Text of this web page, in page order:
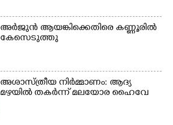
അർജുൻ ആയങ്കിക്കെതിരെ കണ്ണൂരിൽ
കേസെടുത്തു
അശാസ്ത്രീയ നിർമ്മാണം: ആദ്യ
മഴയിൽ തകർന്ന് മലയോര ഹൈവേ